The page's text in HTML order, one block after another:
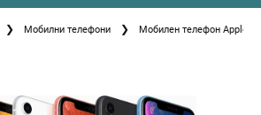
Мобилни телефони Мобилен телефон Apple